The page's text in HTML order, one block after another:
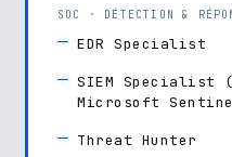
SOC · DÉTECTION &
EDR Specialist
SIEM Specialist
Microsoft
Threat Hunter